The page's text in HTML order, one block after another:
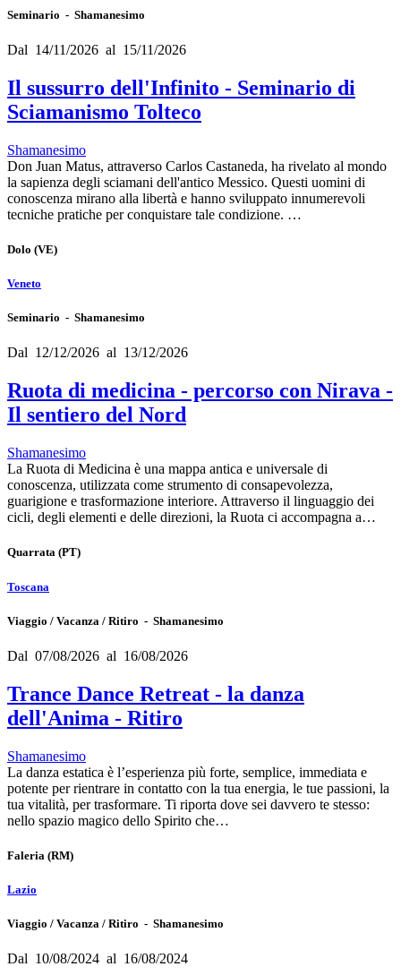
Seminario - Shamanesimo
Dal 14/11/2026 al 15/11/2026
Il sussurro dell'Infinito - Seminario di
Sciamanismo Tolteco
Shamanesimo
Don Juan Matus, attraverso Carlos Castaneda, ha rivelato al mondo
la sapienza degli sciamani dell'antico Messico. Questi uomini di
conoscenza mirano alla libertà e hanno sviluppato innumerevoli
tecniche pratiche per conquistare tale condizione. …
Dolo (VE)
Veneto
Seminario - Shamanesimo
Dal 12/12/2026 al 13/12/2026
Ruota di medicina - percorso con Nirava -
Il sentiero del Nord
Shamanesimo
La Ruota di Medicina è una mappa antica e universale di
conoscenza, utilizzata come strumento di consapevolezza,
guarigione e trasformazione interiore. Attraverso il linguaggio dei
cicli, degli elementi e delle direzioni, la Ruota ci accompagna a…
Quarrata (PT)
Toscana
Viaggio / Vacanza / Ritiro - Shamanesimo
Dal 07/08/2026 al 16/08/2026
Trance Dance Retreat - la danza
dell'Anima - Ritiro
Shamanesimo
La danza estatica è l’esperienza più forte, semplice, immediata e
potente per rientrare in contatto con la tua energia, le tue passioni, la
tua vitalità, per trasformare. Ti riporta dove sei davvero te stesso:
nello spazio magico dello Spirito che…
Faleria (RM)
Lazio
Viaggio / Vacanza / Ritiro - Shamanesimo
Dal 10/08/2024 al 16/08/2024